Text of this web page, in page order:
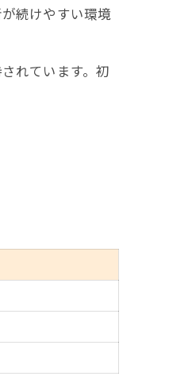
続けやすい環境
れています。初